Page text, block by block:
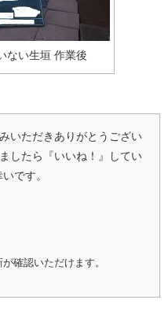
ない生垣 作業後
いただきありがとうござい
したら『いいね！』してい
です。
確認いただけます。